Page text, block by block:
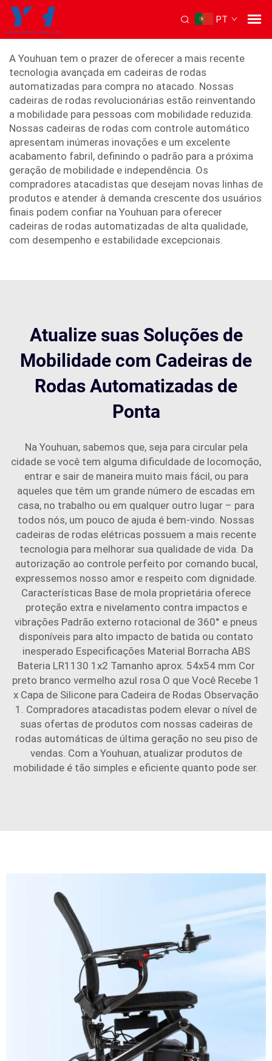
PT
cadeira de rodas automatizada
A Youhuan tem o prazer de oferecer a mais recente
tecnologia avançada em cadeiras de rodas
automatizadas para compra no atacado. Nossas
cadeiras de rodas revolucionárias estão reinventando
a mobilidade para pessoas com mobilidade reduzida.
Nossas cadeiras de rodas com controle automático
apresentam inúmeras inovações e um excelente
acabamento fabril, definindo o padrão para a próxima
geração de mobilidade e independência. Os
compradores atacadistas que desejam novas linhas de
produtos e atender à demanda crescente dos usuários
finais podem confiar na Youhuan para oferecer
cadeiras de rodas automatizadas de alta qualidade,
com desempenho e estabilidade excepcionais.
Atualize suas Soluções de
Mobilidade com Cadeiras de
Rodas Automatizadas de
Ponta
Na Youhuan, sabemos que, seja para circular pela
cidade se você tem alguma dificuldade de locomoção,
entrar e sair de maneira muito mais fácil, ou para
aqueles que têm um grande número de escadas em
casa, no trabalho ou em qualquer outro lugar – para
todos nós, um pouco de ajuda é bem-vindo. Nossas
cadeiras de rodas elétricas possuem a mais recente
tecnologia para melhorar sua qualidade de vida. Da
autorização ao controle perfeito por comando bucal,
expressemos nosso amor e respeito com dignidade.
Características Base de mola proprietária oferece
proteção extra e nivelamento contra impactos e
vibrações Padrão externo rotacional de 360° e pneus
disponíveis para alto impacto de batida ou contato
inesperado Especificações Material Borracha ABS
Bateria LR1130 1x2 Tamanho aprox. 54x54 mm Cor
preto branco vermelho azul rosa O que Você Recebe 1
x Capa de Silicone para Cadeira de Rodas Observação
1. Compradores atacadistas podem elevar o nível de
suas ofertas de produtos com nossas cadeiras de
rodas automáticas de última geração no seu piso de
vendas. Com a Youhuan, atualizar produtos de
mobilidade é tão simples e eficiente quanto pode ser.